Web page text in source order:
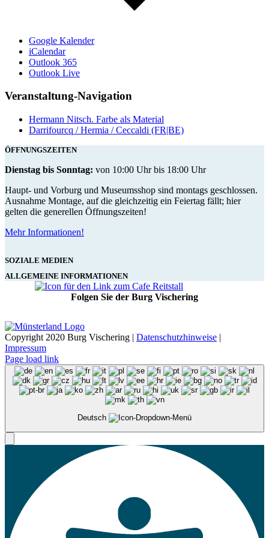
Google Kalender
iCalendar
Outlook 365
Outlook Live
Veranstaltung-Navigation
Hermann Nitsch. Farbe als Material
Darrifourcq / Hermia / Ceccaldi (FR|BE)
ÖFFNUNGSZEITEN
Dienstag bis Sonntag: von 10:00 Uhr bis 18:00 Uhr
Haupt- und Vorburg und Museumsshop sind montags geschlossen.
Ausnahme Montage, auf die gleichzeitig ein Feiertag fällt; hier
gelten die generellen Öffnungszeiten!
Mehr Informationen!
SOZIALE MEDIEN
ALLGEMEINE INFORMATIONEN
Folgen Sie der Burg Vischering
Copyright 2020 Burg Vischering | Datenschutzhinweise |
Impressum
Page load link
Deutsch